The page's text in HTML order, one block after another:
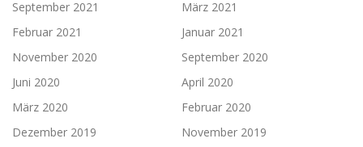
September 2021
März 2021
Februar 2021
Januar 2021
November 2020
September 2020
Juni 2020
April 2020
März 2020
Februar 2020
Dezember 2019
November 2019